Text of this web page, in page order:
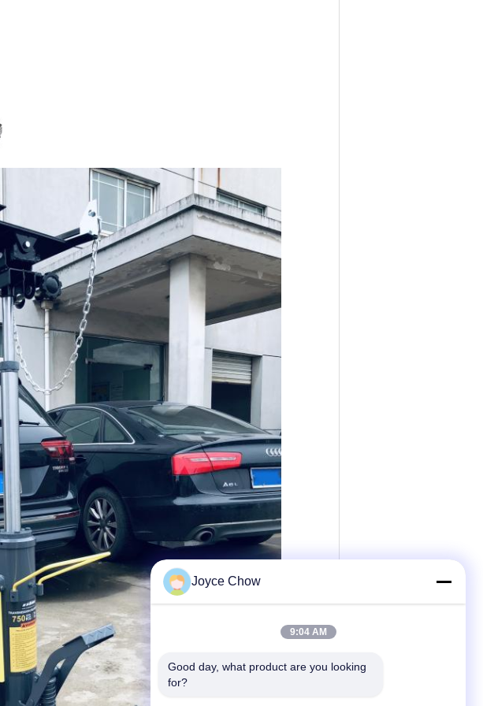
Joyce Chow
9:04 AM
Good day, what product are you looking
for?